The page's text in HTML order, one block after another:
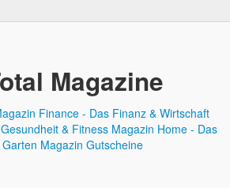
Magazine
Finance - Das Finanz & Wirtschaft
& Fitness Magazin Home - Das
Magazin Gutscheine